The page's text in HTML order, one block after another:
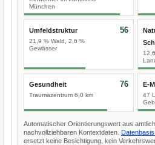
München
Umfeldstruktur
21,9 % Wald, 2,6 %
Gewässer
56
Gesundheit
Traumazentrum 6,0 km
76 E-
47
Automatischer Orientierungswert aus
nachvollziehbaren Kontextdaten.
ersetzt keine Besichtigung, kein